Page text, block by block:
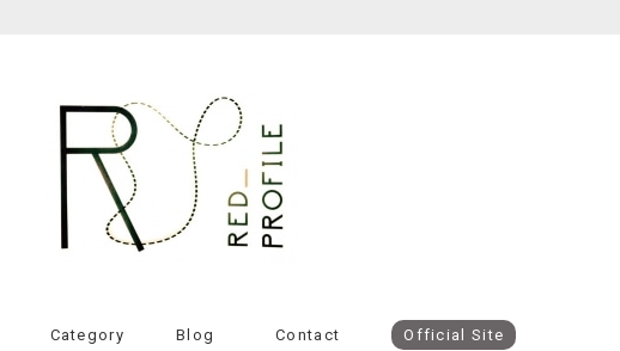
Category Blog Contact Official Site